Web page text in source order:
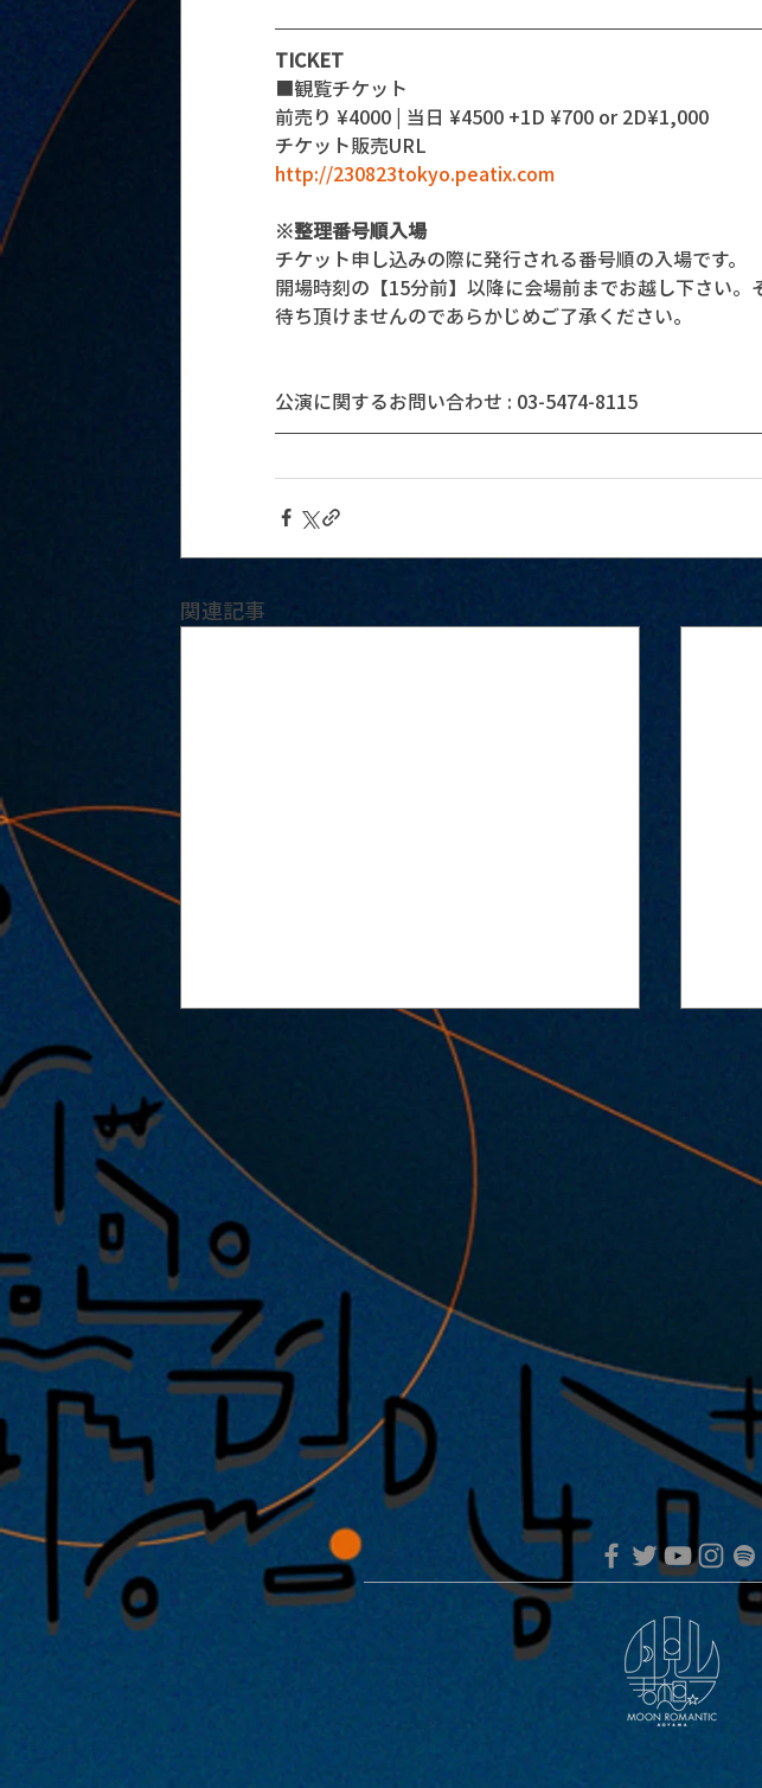
TICKET
■観覧チケット
前売り ¥4000 | 当日 ¥4500 +1D ¥700 or 2D¥1,000
チケット販売URL
http://230823tokyo.peatix.com
※整理番号順入場
チケット申し込みの際に発行される番号順の入場です。
開場時刻の【15分前】以降に会場前までお越し下さい
待ち頂けませんのであらかじめご了承ください。
公演に関するお問い合わせ : 03-5474-8115
関連記事
能楽堂を使った特別公演「緑光憩音」の
開催が決定！！2022年1月29日・30日